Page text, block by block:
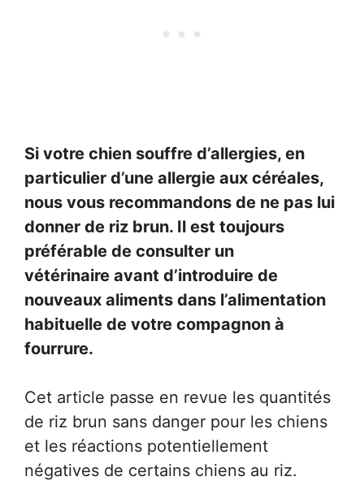
Si votre chien souffre d’allergies, en
particulier d’une allergie aux céréales,
nous vous recommandons de ne pas lui
donner de riz brun. Il est toujours
préférable de consulter un
vétérinaire avant d’introduire de
nouveaux aliments dans l’alimentation
habituelle de votre compagnon à
fourrure.
Cet article passe en revue les quantités
de riz brun sans danger pour les chiens
et les réactions potentiellement
négatives de certains chiens au riz.